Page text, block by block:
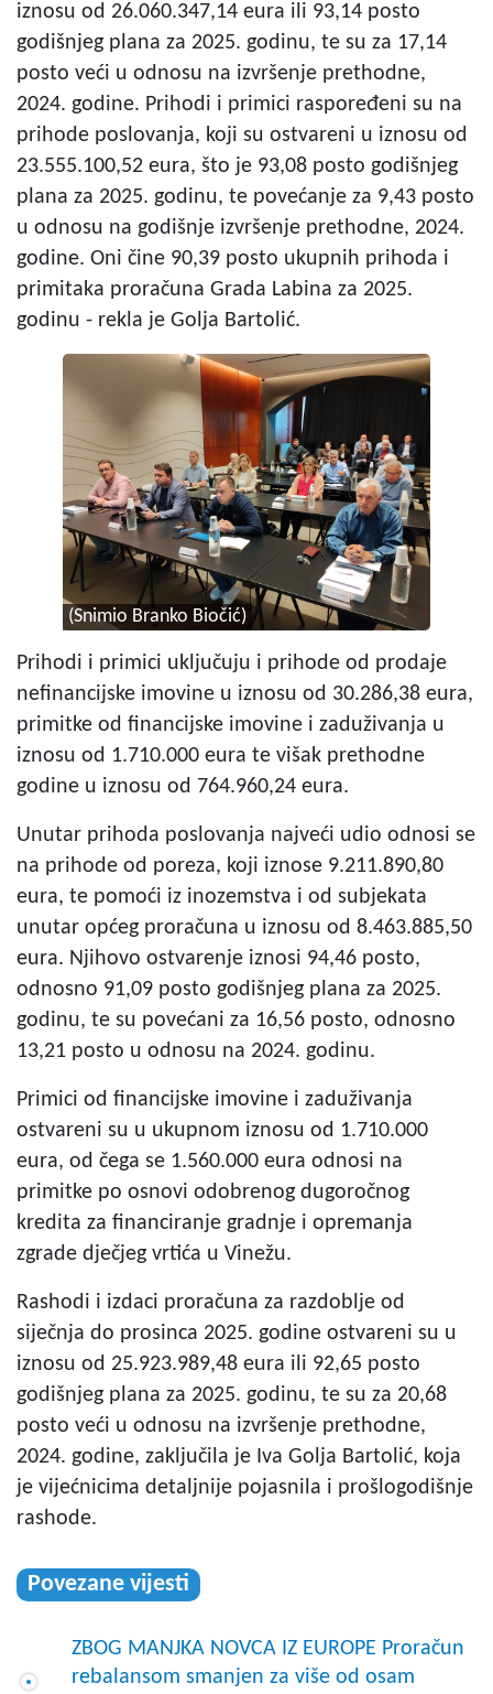
iznosu od 26.060.347,14 eura ili 93,14 posto
godišnjeg plana za 2025. godinu, te su za 17,14
posto veći u odnosu na izvršenje prethodne,
2024. godine. Prihodi i primici raspoređeni su na
prihode poslovanja, koji su ostvareni u iznosu od
23.555.100,52 eura, što je 93,08 posto godišnjeg
plana za 2025. godinu, te povećanje za 9,43 posto
u odnosu na godišnje izvršenje prethodne, 2024.
godine. Oni čine 90,39 posto ukupnih prihoda i
primitaka proračuna Grada Labina za 2025.
godinu - rekla je Golja Bartolić.
(Snimio Branko Biočić)
Prihodi i primici uključuju i prihode od prodaje
nefinancijske imovine u iznosu od 30.286,38 eura,
primitke od financijske imovine i zaduživanja u
iznosu od 1.710.000 eura te višak prethodne
godine u iznosu od 764.960,24 eura.
Unutar prihoda poslovanja najveći udio odnosi se
na prihode od poreza, koji iznose 9.211.890,80
eura, te pomoći iz inozemstva i od subjekata
unutar općeg proračuna u iznosu od 8.463.885,50
eura. Njihovo ostvarenje iznosi 94,46 posto,
odnosno 91,09 posto godišnjeg plana za 2025.
godinu, te su povećani za 16,56 posto, odnosno
13,21 posto u odnosu na 2024. godinu.
Primici od financijske imovine i zaduživanja
ostvareni su u ukupnom iznosu od 1.710.000
eura, od čega se 1.560.000 eura odnosi na
primitke po osnovi odobrenog dugoročnog
kredita za financiranje gradnje i opremanja
zgrade dječjeg vrtića u Vinežu.
Rashodi i izdaci proračuna za razdoblje od
siječnja do prosinca 2025. godine ostvareni su u
iznosu od 25.923.989,48 eura ili 92,65 posto
godišnjeg plana za 2025. godinu, te su za 20,68
posto veći u odnosu na izvršenje prethodne,
2024. godine, zaključila je Iva Golja Bartolić, koja
je vijećnicima detaljnije pojasnila i prošlogodišnje
rashode.
Povezane vijesti
ZBOG MANJKA NOVCA IZ EUROPE Proračun
rebalansom smanjen za više od osam